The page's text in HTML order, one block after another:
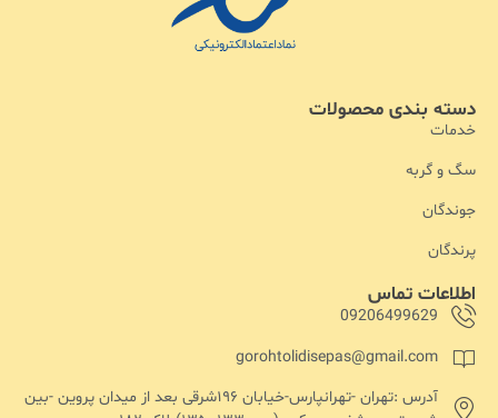
اطلاعات تماس
09206499629
gorohtolidisepas@gmail.com
آدرس :تهران -تهرانپارس-خیابان ۱۹۶شرقی بعد از میدان پروین -بین
دسته بندی محصولات
خدمات
سگ و گربه
جوندگان
پرندگان